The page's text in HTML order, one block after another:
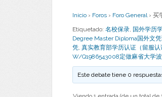
Inicio › Foros › Foro General › 买
Etiquetado: 名校保录, 国外学历
Degree Master Diploma国外文
凭, 真实教育部学历认证（留服
W/Q1986543008定做麻省大学
Este debate tiene 0